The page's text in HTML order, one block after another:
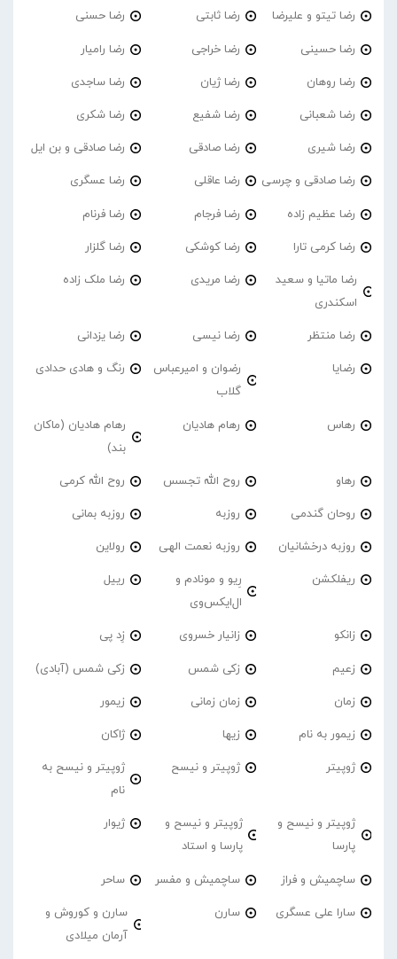
رضا تیتو و علیرضا رضا ثابتی رضا حسنی
رضا حسینی رضا خراجی رضا رامیار
رضا روهان رضا ژیان رضا ساجدی
رضا شعبانی رضا شفیع رضا شکری
رضا شیری رضا صادقی رضا صادقی و بن ایل
رضا صادقی و چرسی رضا عاقلی رضا عسگری
رضا عظیم زاده رضا فرجام رضا فرنام
رضا کرمی تارا رضا کوشکی رضا گلزار
رضا ماتیا و سعید
اسکندری
رضا مریدی رضا ملک زاده
رضا منتظر رضا نیسی رضا یزدانی
رضایا
رضوان و امیرعباس
گلاب
رنگ و هادی حدادی
رهاس رهام هادیان
رهام هادیان (ماکان
بند)
رهاو روح الله تجسس روح الله کرمی
روحان گندمی روزبه روزبه بمانی
روزبه درخشانیان روزبه نعمت الهی رولاین
ریفلکشن
رِیو و مونادم و
ال‌ایکس‌وی
رییل
زانکو زانیار خسروی زِد پی
زعیم زکی شمس زکی شمس (آبادی)
زمان زمان زمانی زیمور
زیمور به نام زیها ژاکان
ژوپیتر ژوپیتر و نیسح
ژوپیتر و نیسح به
نام
ژوپیتر و نیسح و
پارسا
ژوپیتر و نیسح و
پارسا و استاد
ژیوار
ساچمیش و فراز ساچمیش و مفسر ساحر
سارا علی عسگری سارن
سارن و کوروش و
آرمان میلادی